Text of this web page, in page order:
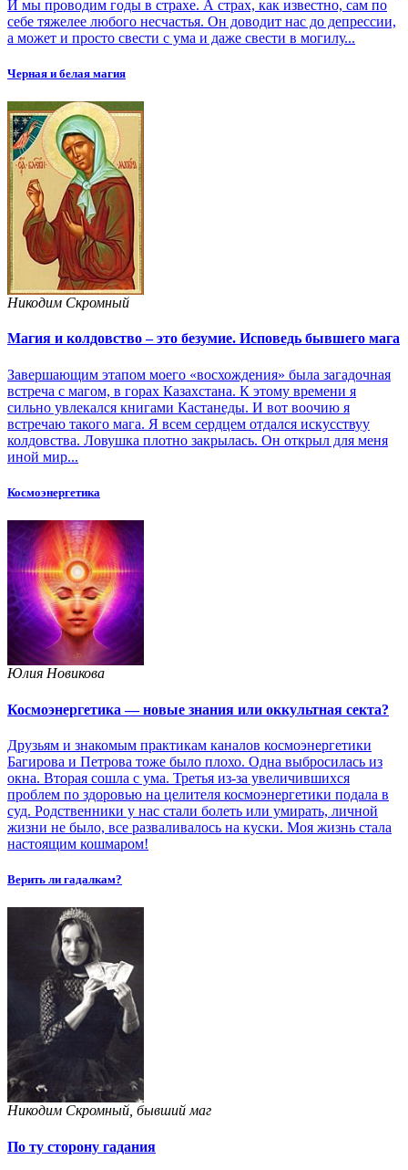
И мы проводим годы в страхе. А страх, как известно, сам по
себе тяжелее любого несчастья. Он доводит нас до депрессии,
а может и просто свести с ума и даже свести в могилу...
Черная и белая магия
Никодим Скромный
Магия и колдовство – это безумие. Исповедь бывшего мага
Завершающим этапом моего «восхождения» была загадочная
встреча с магом, в горах Казахстана. К этому времени я
сильно увлекался книгами Кастанеды. И вот воочию я
встречаю такого мага. Я всем сердцем отдался искусствуу
колдовства. Ловушка плотно закрылась. Он открыл для меня
иной мир...
Космоэнергетика
Юлия Новикова
Космоэнергетика — новые знания или оккультная секта?
Друзьям и знакомым практикам каналов космоэнергетики
Багирова и Петрова тоже было плохо. Одна выбросилась из
окна. Вторая сошла с ума. Третья из-за увеличившихся
проблем по здоровью на целителя космоэнергетики подала в
суд. Родственники у нас стали болеть или умирать, личной
жизни не было, все разваливалось на куски. Моя жизнь стала
настоящим кошмаром!
Верить ли гадалкам?
Никодим Скромный, бывший маг
По ту сторону гадания